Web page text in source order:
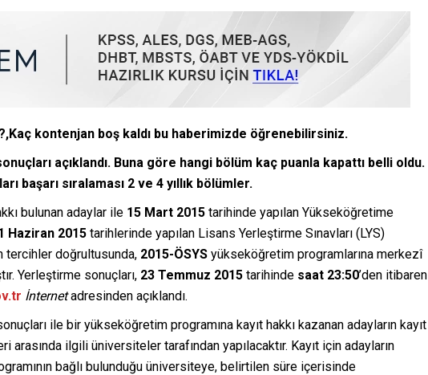
kontenjan boş kaldı bu haberimizde öğrenebilirsiniz.
açıklandı. Buna göre hangi bölüm kaç puanla kapattı belli oldu.
başarı sıralaması 2 ve 4 yıllık bölümler.
bulunan adaylar ile 15 Mart 2015 tarihinde yapılan Yükseköğretime
Haziran 2015 tarihlerinde yapılan Lisans Yerleştirme Sınavları (LYS)
tercihler doğrultusunda, 2015-ÖSYS yükseköğretim programlarına merkezî
Yerleştirme sonuçları, 23 Temmuz 2015 tarihinde saat 23:50’den itibaren
İnternetadresinden açıklandı.
ile bir yükseköğretim programına kayıt hakkı kazanan adayların kayıt
arasında ilgili üniversiteler tarafından yapılacaktır. Kayıt için adayların
bağlı bulunduğu üniversiteye, belirtilen süre içerisinde